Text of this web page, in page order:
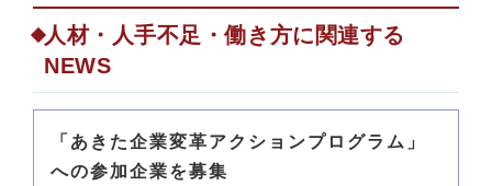
人材・人手不足・働き方に関連する
NEWS
「あきた企業変革アクションプログラム」
への参加企業を募集